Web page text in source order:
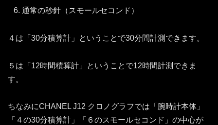
通常の秒針（スモールセコンド）
４は「30分積算計」ということで30分間計測できます。
５は「12時間積算計」ということで12時間計測できま
す。
ちなみにCHANEL J12 クロノグラフでは「腕時計本体」
「４の30分積算計」「６のスモールセコンド」の中心が